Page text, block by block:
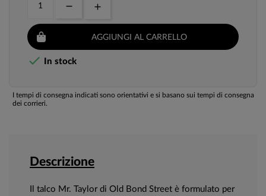
AGGIUNGI AL CARRELLO
 In stock
I tempi di consegna indicati sono orientativi e si basano sui tempi di consegna
dei corrieri.
Descrizione
Il talco Mr. Taylor di Old Bond Street è formulato per